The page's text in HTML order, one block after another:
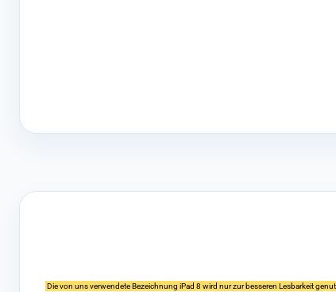
Die von uns verwendete Bezeichnung iPad 8 wird nur zur besseren Lesbarkeit